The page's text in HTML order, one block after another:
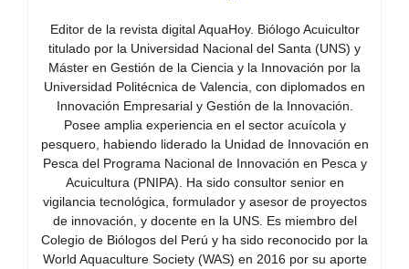
Editor de la revista digital AquaHoy. Biólogo Acuicultor
titulado por la Universidad Nacional del Santa (UNS) y
Máster en Gestión de la Ciencia y la Innovación por la
Universidad Politécnica de Valencia, con diplomados en
Innovación Empresarial y Gestión de la Innovación.
Posee amplia experiencia en el sector acuícola y
pesquero, habiendo liderado la Unidad de Innovación en
Pesca del Programa Nacional de Innovación en Pesca y
Acuicultura (PNIPA). Ha sido consultor senior en
vigilancia tecnológica, formulador y asesor de proyectos
de innovación, y docente en la UNS. Es miembro del
Colegio de Biólogos del Perú y ha sido reconocido por la
World Aquaculture Society (WAS) en 2016 por su aporte